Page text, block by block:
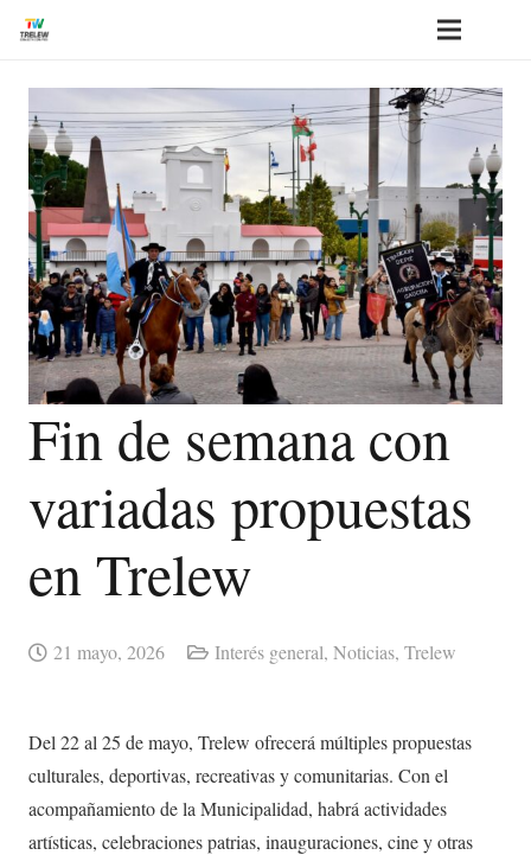
Fin de semana con
variadas propuestas
en Trelew
21 mayo, 2026 Interés general, Noticias, Trelew
Del 22 al 25 de mayo, Trelew ofrecerá múltiples propuestas
culturales, deportivas, recreativas y comunitarias. Con el
acompañamiento de la Municipalidad, habrá actividades
artísticas, celebraciones patrias, inauguraciones, cine y otras